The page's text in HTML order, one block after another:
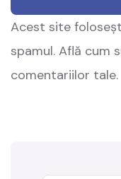
Acest site
spamul. Află cum
comentariilor tale.